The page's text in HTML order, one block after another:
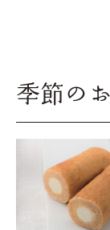
季節の